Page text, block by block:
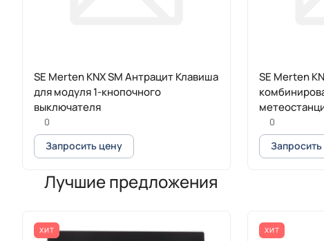
SE Merten KNX SM Антрацит Клавиша
для модуля 1-кнопочного
выключателя
0
Запросить цену
SE Merten
0
Лучшие предложения
ХИТ ХИТ